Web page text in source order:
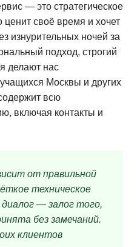
— это стратегическое
своё время и хочет
изнурительных ночей за
подход, строгий
делают нас
Москвы и других
всю
включая контакты и
от правильной
техническое
— залог того,
без замечаний.
клиентов